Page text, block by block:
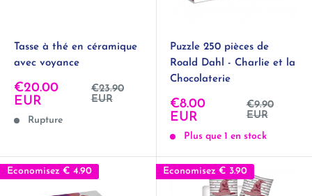
Tasse à thé en céramique
avec voyance
Prix
réduit
€20.00
EUR
Prix
normal
€23.90
EUR
Rupture
Puzzle 250 pièces de
Roald Dahl - Charlie et la
Chocolaterie
Prix
réduit
€8.00
EUR
Prix
normal
€9.90
EUR
Plus que 1 en stock
Economisez € 4.90 Economisez € 3.90